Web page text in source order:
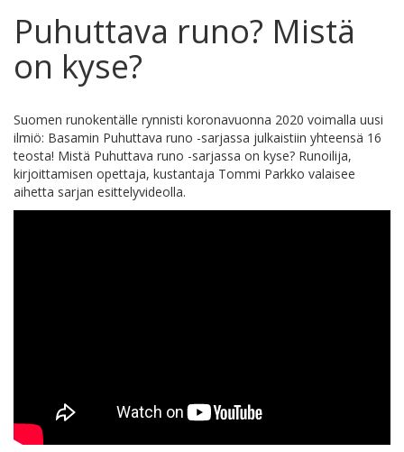
Puhuttava runo? Mistä
on kyse?
Suomen runokentälle rynnisti koronavuonna 2020 voimalla uusi
ilmiö: Basamin Puhuttava runo -sarjassa julkaistiin yhteensä 16
teosta! Mistä Puhuttava runo -sarjassa on kyse? Runoilija,
kirjoittamisen opettaja, kustantaja Tommi Parkko valaisee
aihetta sarjan esittelyvideolla.